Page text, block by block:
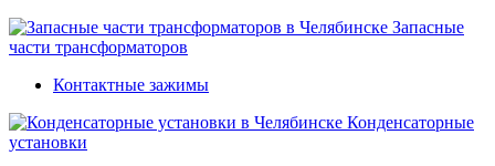
Запасные
части трансформаторов
Контактные зажимы
Конденсаторные
установки